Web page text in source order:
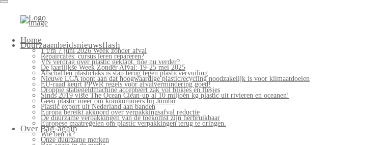
again
Primary
Menu Home
Duurzaamheidsnieuwsflash
1 t/m 7 juni 2026 Week zonder afval
Repaircafés: cursus leren repareren?
VN verdrag over plastic geklapt, hoe nu verder?
De jaarlijkse Week Zonder Afval: 19-25 mei 2025
Afschaffen plastictaks is stap terug tegen plasticvervuiling
Nieuwe LCA toont aan dat hoogwaardige plasticrecycling noodzakelijk is voor klimaatdoelen
EU-raad keurt PPWR regels voor afvalvermindering goed!
Droppie statiegeldmachine accepteert zak vol blikjes en flesjes
Sinds 2019 viste The Ocean Clean-up al 10 miljoen kg plastic uit rivieren en oceanen!
Geen plastic meer om komkommers bij Jumbo
Plastic export uit Nederland aan banden
Europa bereikt akkoord over verpakkingsafval reductie
De duurzame verpakkingen van de toekomst zijn herbruikbaar
Europese maatregelen om plastic verpakkingen terug te dringen.
Over Bag-again
Wie ben ik?
Onze duurzame merken